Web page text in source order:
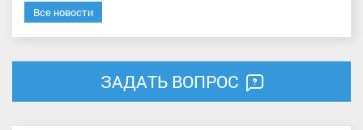
Все новости
ЗАДАТЬ ВОПРОС